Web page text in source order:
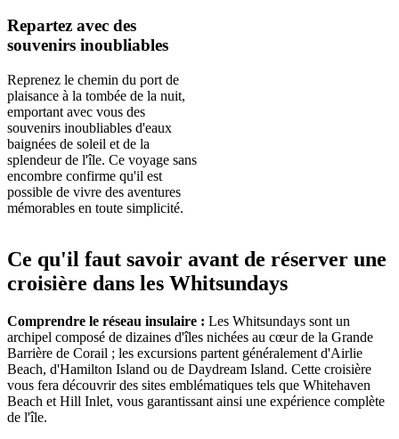
Repartez avec des
souvenirs inoubliables
Reprenez le chemin du port de
plaisance à la tombée de la nuit,
emportant avec vous des
souvenirs inoubliables d'eaux
baignées de soleil et de la
splendeur de l'île. Ce voyage sans
encombre confirme qu'il est
possible de vivre des aventures
mémorables en toute simplicité.
Ce qu'il faut savoir avant de réserver une
croisière dans les Whitsundays
Comprendre le réseau insulaire : Les Whitsundays sont un
archipel composé de dizaines d'îles nichées au cœur de la Grande
Barrière de Corail ; les excursions partent généralement d'Airlie
Beach, d'Hamilton Island ou de Daydream Island. Cette croisière
vous fera découvrir des sites emblématiques tels que Whitehaven
Beach et Hill Inlet, vous garantissant ainsi une expérience complète
de l'île.